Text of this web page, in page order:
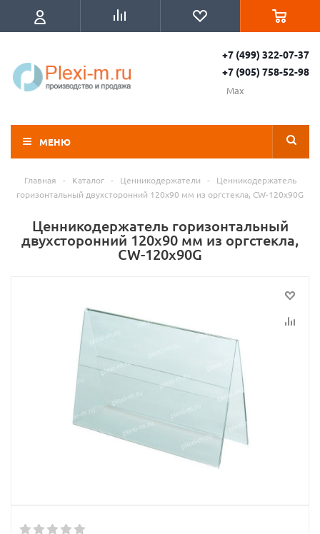
+7 (499) 322-07-37
+7 (905) 758-52-98
Max
МЕНЮ
Главная - Каталог - Ценникодержатели -
Ценникодержатель
горизонтальный двухсторонний 120х90 мм из оргстекла, CW-120x90G
Ценникодержатель горизонтальный
двухсторонний 120х90 мм из оргстекла,
CW-120x90G